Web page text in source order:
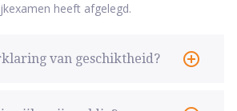
heeft afgelegd.
van geschiktheid?